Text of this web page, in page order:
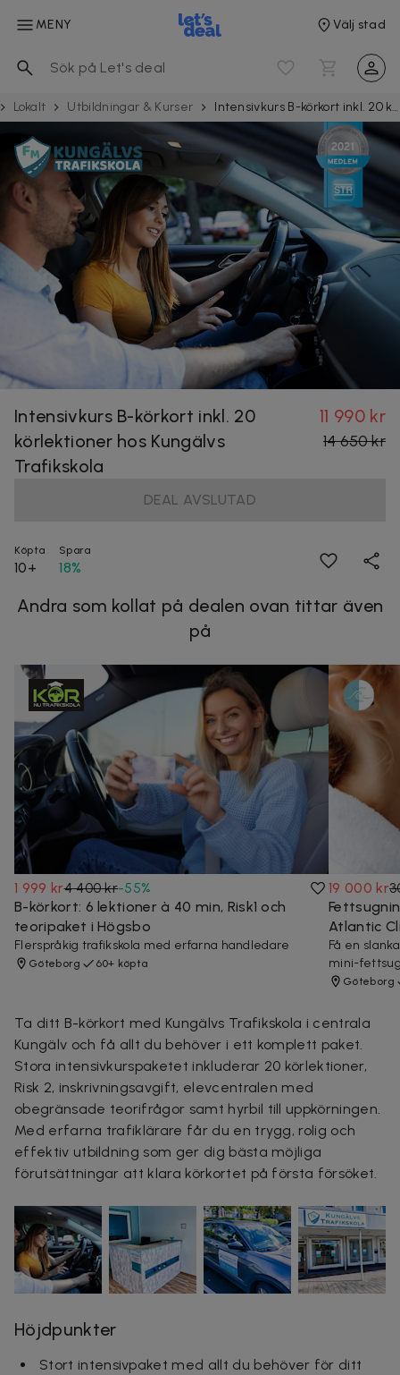
MENY Välj stad
Lokalt Utbild­ningar & Kurser Intensivkurs B-körkort inkl. 20 körlektioner hos Kungälvs Trafikskola
Intensivkurs B-körkort inkl. 20
körlektioner hos Kungälvs
Trafikskola
11 990 kr
14 650 kr
DEAL AVSLUTAD
Köpta
10+
Spara
18%
Andra som kollat på dealen ovan tittar även
på
1 999 kr4 400 kr-55%
B-körkort: 6 lektioner à 40 min, Risk1 och
teoripaket i Högsbo
Flerspråkig trafikskola med erfarna handledare
Göteborg 60+ köpta
19 000 kr
Atlantic
Få en
mini-
Göteborg
Ta ditt B-körkort med Kungälvs Trafikskola i centrala
Kungälv och få allt du behöver i ett komplett paket.
Stora intensivkurspaketet inkluderar 20 körlektioner,
Risk 2, inskrivningsavgift, elevcentralen med
obegränsade teorifrågor samt hyrbil till uppkörningen.
Med erfarna trafiklärare får du en trygg, rolig och
effektiv utbildning som ger dig bästa möjliga
förutsättningar att klara körkortet på första försöket.
Höjdpunkter
Stort intensivpaket med allt du behöver för ditt